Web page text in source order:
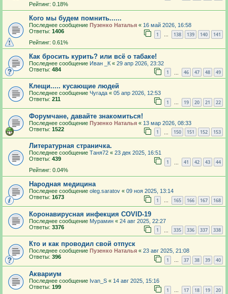
Рейтинг: 0.18%
Кого мы будем помнить......
Последнее сообщение Пузенко Наталья « 16 май 2026, 16:58
Ответы: 1406 1 138 139 140 141
Рейтинг: 0.61%
Как бросить курить? или всё о табаке!
Последнее сообщение Иван _К « 29 апр 2026, 23:32
Ответы: 484 1 46 47 48 49
Клещи..... кусающие людей
Последнее сообщение Чугада « 05 апр 2026, 12:53
Ответы: 211 1 … 19 20 21 22
Форумчане, давайте знакомиться!
Последнее сообщение Пузенко Наталья « 13 мар 2026, 08:33
Ответы: 1522 1 150 151 152 153
Литературная страничка.
Последнее сообщение Таня72 « 23 дек 2025, 16:51
Ответы: 439 1 41 42 43 44
Рейтинг: 0.04%
Народная медицина
Последнее сообщение oleg.saratov « 09 ноя 2025, 13:14
Ответы: 1673 1 … 165 166 167 168
Коронавирусная инфекция COVID-19
Последнее сообщение Мурамин « 24 авг 2025, 22:27
Ответы: 3376 1 335 336 337 338
Кто и как проводил свой отпуск
Последнее сообщение Пузенко Наталья « 23 авг 2025, 21:08
Ответы: 396 1 … 37 38 39 40
Аквариум
Последнее сообщение Ivan_S « 14 авг 2025, 15:16
Ответы: 199 1 … 17 18 19 20